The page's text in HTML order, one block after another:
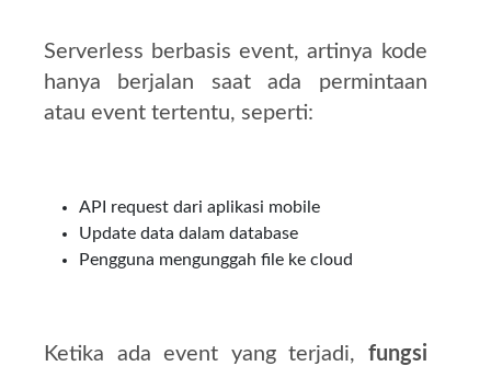
Serverless berbasis event, artinya kode
hanya berjalan saat ada permintaan
atau event tertentu, seperti:
API request dari aplikasi mobile
Update data dalam database
Pengguna mengunggah file ke cloud
Ketika ada event yang terjadi, fungsi